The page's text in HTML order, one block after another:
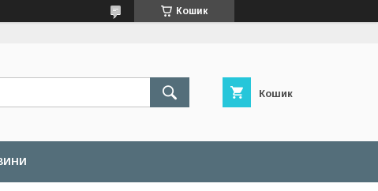
Кошик
Кошик